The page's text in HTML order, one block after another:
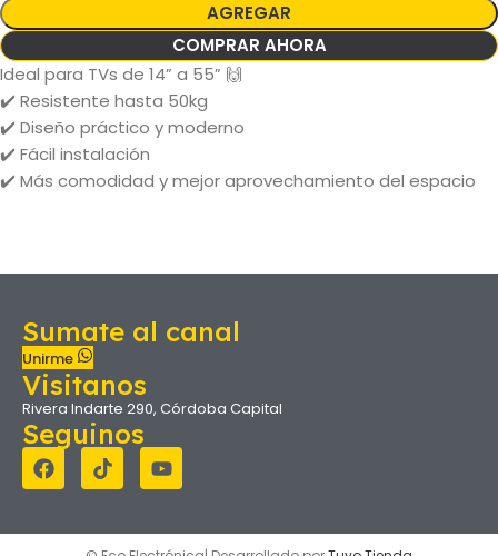
AGREGAR
COMPRAR AHORA
Ideal para TVs de 14” a 55” 🙌
✔️ Resistente hasta 50kg
✔️ Diseño práctico y moderno
✔️ Fácil instalación
✔️ Más comodidad y mejor aprovechamiento del espacio
Sumate al canal
Unirme
Visitanos
Rivera Indarte 290, Córdoba Capital
Seguinos